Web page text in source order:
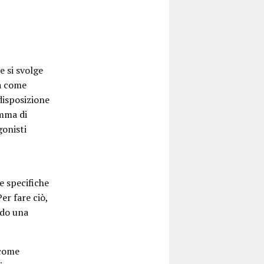
si svolge
come
di
specifiche
fare ciò,
una